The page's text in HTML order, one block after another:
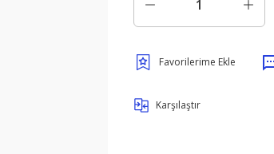
Karşılaştır